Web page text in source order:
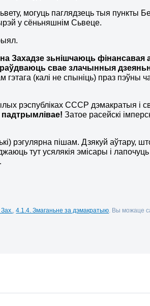
могуць паглядзець тыя пункты
у сёньняшнім Сьвеце.
Захадзе зьнішчаюць фінансавая
свае злачынныя
гэтага (калі не спыніць) праз пэўны
рэспубліках СССР дэмакратыя і
падтрымлівае! Затое расейскі
рэгулярна пішам. Дзякуй аўтару,
тут усялякія эмісары і
,4.1.4. Змаганьне за дэмакратыю . Вы можаце